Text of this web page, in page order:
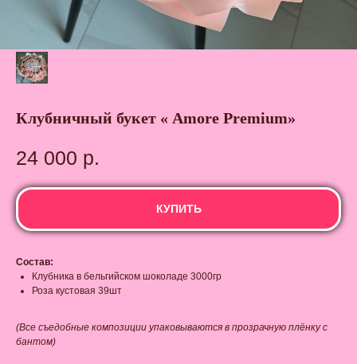
Клубничный букет « Amore Premium»
24 000 р.
КУПИТЬ
Состав:
Клубника в бельгийском шоколаде 3000гр
Роза кустовая 39шт
(Все съедобные композиции упаковываются в прозрачную плёнку с
бантом)